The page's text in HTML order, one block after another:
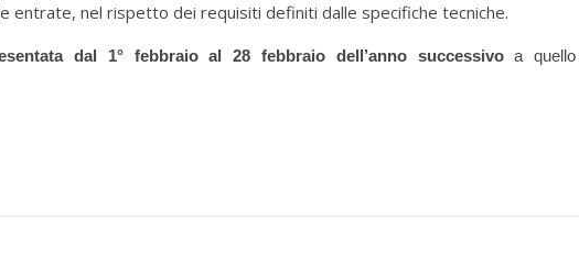
entrate, nel rispetto dei requisiti definiti dalle specifiche tecniche.
dal 1° febbraio al 28 febbraio dell’anno successivoa